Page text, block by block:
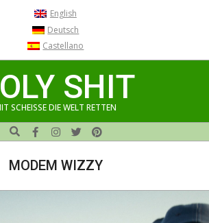
English
Deutsch
Castellano
SHIT
SCHEISSE DIE WELT RETTEN
Search
MODEM WIZZY